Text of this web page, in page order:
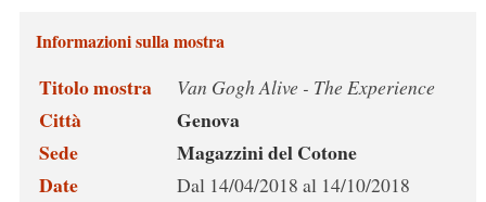
Informazioni sulla mostra
Titolo mostra Van Gogh Alive - The Experience
Città
Genova
Sede
Magazzini del Cotone
Date
Dal 14/04/2018 al 14/10/2018